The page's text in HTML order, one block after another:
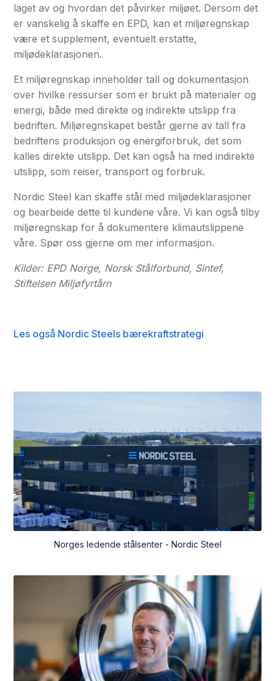
laget av og hvordan det påvirker miljøet. Dersom det
er vanskelig å skaffe en EPD, kan et miljøregnskap
være et supplement, eventuelt erstatte,
miljødeklarasjonen.
Et miljøregnskap inneholder tall og dokumentasjon
over hvilke ressurser som er brukt på materialer og
energi, både med direkte og indirekte utslipp fra
bedriften. Miljøregnskapet består gjerne av tall fra
bedriftens produksjon og energiforbruk, det som
kalles direkte utslipp. Det kan også ha med indirekte
utslipp, som reiser, transport og forbruk.
Nordic Steel kan skaffe stål med miljødeklarasjoner
og bearbeide dette til kundene våre. Vi kan også tilby
miljøregnskap for å dokumentere klimautslippene
våre. Spør oss gjerne om mer informasjon.
Kilder: EPD Norge, Norsk Stålforbund, Sintef,
Stiftelsen Miljøfyrtårn
Les også Nordic Steels bærekraftstrategi
Norges ledende stålsenter - Nordic Steel